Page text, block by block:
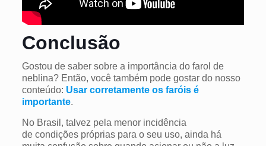
Conclusão
Gostou de saber sobre a importância do farol de
neblina? Então, você também pode gostar do nosso
conteúdo: Usar corretamente os faróis é
importante.
No Brasil, talvez pela menor incidência
de condições próprias para o seu uso, ainda há